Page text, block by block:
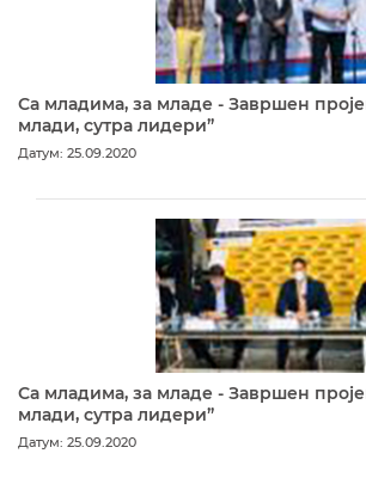
Са младима, за младе - Завршен
млади, сутра лидери”
Датум: 25.09.2020
Са младима, за младе - Завршен
млади, сутра лидери”
Датум: 25.09.2020